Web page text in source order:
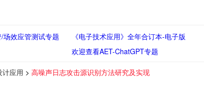
场效应管测试专题
《电子技术应用》全年合订本-电子版
欢迎查看AET-ChatGPT专题
计应用 > 高噪声日志攻击源识别方法研究及实现